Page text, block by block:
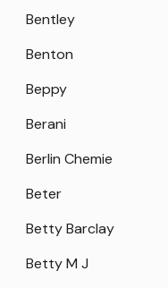
Bentley
Benton
Beppy
Berani
Berlin Chemie
Beter
Betty Barclay
Betty M J